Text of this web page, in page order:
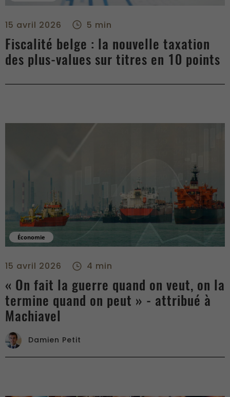
15 avril 2026 5 min
Fiscalité belge : la nouvelle taxation
des plus-values sur titres en 10 points
Économie
15 avril 2026 4 min
« On fait la guerre quand on veut, on la
termine quand on peut » - attribué à
Machiavel
Damien Petit